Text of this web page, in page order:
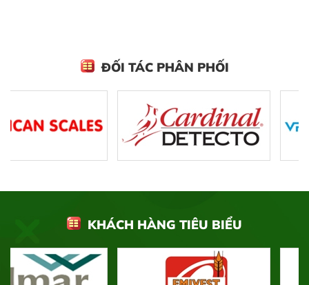
ĐỐI TÁC PHÂN PHỐI
KHÁCH HÀNG TIÊU BIỂU